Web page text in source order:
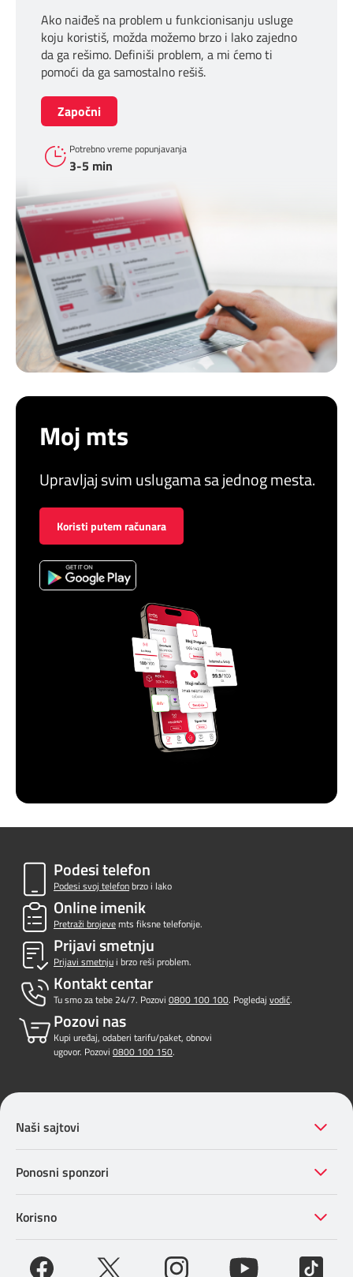
Ako naiđeš na problem u funkcionisanju usluge
koju koristiš, možda možemo brzo i lako zajedno
da ga rešimo. Definiši problem, a mi ćemo ti
pomoći da ga samostalno rešiš.
Započni
Potrebno vreme popunjavanja
3-5 min
Moj mts
Upravljaj svim uslugama sa jednog mesta.
Koristi putem računara
Podesi telefon
Podesi svoj telefonbrzo i lako
Online imenik
Pretraži brojevemts fiksne telefonije.
Prijavi smetnju
Prijavi smetnjui brzo reši problem.
Kontakt centar
Tu smo za tebe 24/7. Pozovi 0800 100 100. Pogledaj vodič.
Pozovi nas
Kupi uređaj, odaberi tarifu/paket, obnovi
ugovor. Pozovi 0800 100 150.
Naši sajtovi
Ponosni sponzori
Korisno